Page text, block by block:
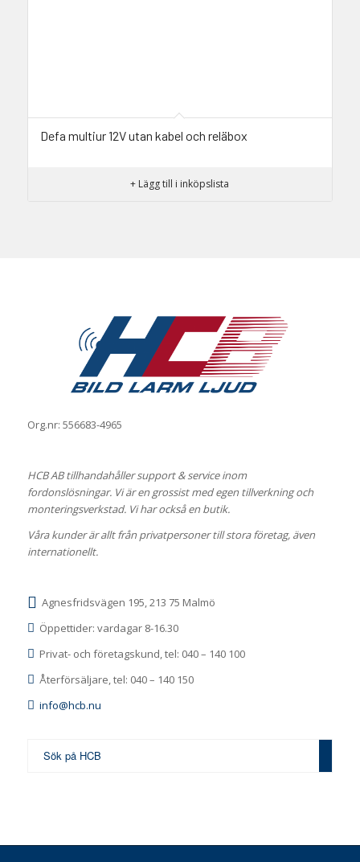
Defa multiur 12V utan kabel och reläbox
+ Lägg till i inköpslista
Org.nr: 556683-4965
HCB AB tillhandahåller support & service inom
fordonslösningar. Vi är en grossist med egen tillverkning och
monteringsverkstad. Vi har också en butik.
Våra kunder är allt från privatpersoner till stora företag, även
internationellt.
Agnesfridsvägen 195, 213 75 Malmö
Öppettider: vardagar 8-16.30
Privat- och företagskund, tel: 040 – 140 100
Återförsäljare, tel: 040 – 140 150
info@hcb.nu